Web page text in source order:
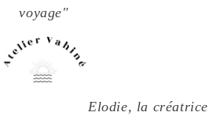
voyage"
Elodie, la créatrice